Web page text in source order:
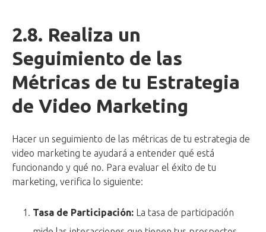
2.8. Realiza un
Seguimiento de las
Métricas de tu Estrategia
de Video Marketing
Hacer un seguimiento de las métricas de tu estrategia de
video marketing te ayudará a entender qué está
funcionando y qué no. Para evaluar el éxito de tu
marketing, verifica lo siguiente:
Tasa de Participación: La tasa de participación